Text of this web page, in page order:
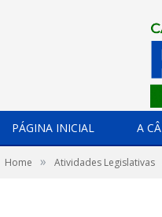
PÁGINA INICIAL A
Home » Atividades Legislativas